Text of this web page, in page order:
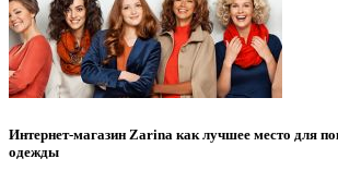
Интернет-магазин Zarina как лучшее место для
одежды